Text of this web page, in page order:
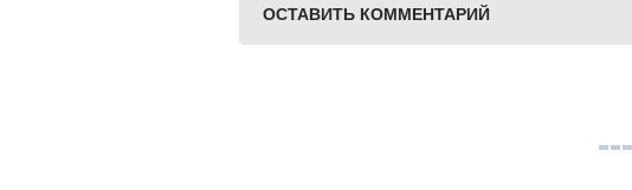
ОСТАВИТЬ КОММЕНТАРИЙ